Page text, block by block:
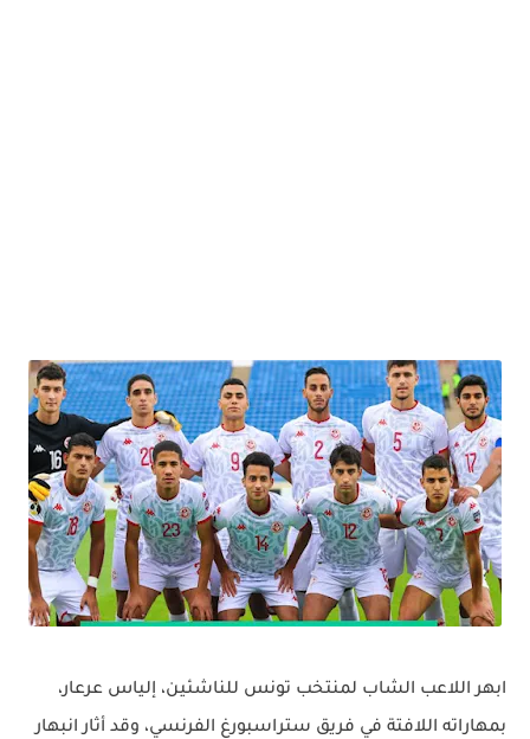
ابهر اللاعب الشاب لمنتخب تونس للناشئين، إلياس عرعار،
بمهاراته اللافتة في فريق ستراسبورغ الفرنسي، وقد أثار انبهار